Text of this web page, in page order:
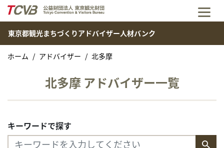
メニ
東京都観光まちづくりアドバイザー人材バンク
ホーム アドバイザー 北多摩
北多摩 アドバイザー一覧
キーワードで探す